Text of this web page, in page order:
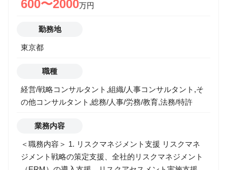
実装具体性をもたらすデジタルサービスへの市場ニー
イアントに対して、ソリューション実装・システム開
る Global Delivery Servicesとも協業しながら、質の高
いデジタルサービスを展開していきます。 新規立ち上
げのため、組織の成長とメンバーの成長が同期でき、
位置付けられるため、リーダーシップ能力なども磨か
れます。
600〜2000万円
勤務地
東京都
職種
経営/戦略コンサルタント,組織/人事コンサルタント,そ
の他コンサルタント,総務/人事/労務/教育,法務/特許
業務内容
＜職務内容＞ 1. リスクマネジメント支援 リスクマネ
ジメント戦略の策定支援、全社的リスクマネジメント